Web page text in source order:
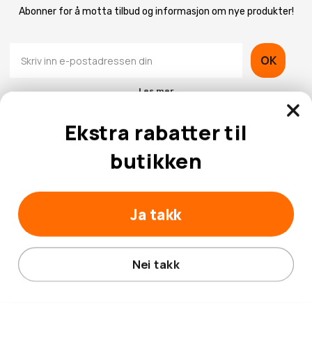
Abonner for å motta tilbud og informasjon om nye produkter!
OK
Les mer
Kundeservice
© 2026 Hobbybox.no
Ekstra rabatter til
butikken
Ja takk
Nei takk